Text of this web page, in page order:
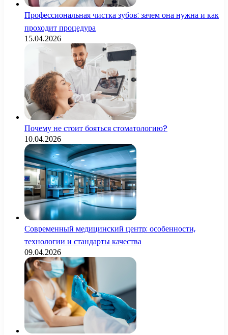
Профессиональная чистка зубов: зачем она нужна и как
проходит процедура
15.04.2026
Почему не стоит бояться стоматологию?
10.04.2026
Современный медицинский центр: особенности,
технологии и стандарты качества
09.04.2026